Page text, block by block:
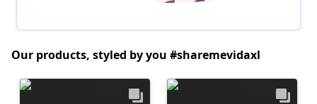
Our products, styled by you #sharemevidaxl